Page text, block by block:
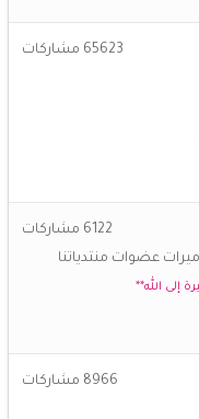
65623 مشاركات
عضوات منتدياتنا
إلى الله**
6122 مشاركات
8966 مشاركات